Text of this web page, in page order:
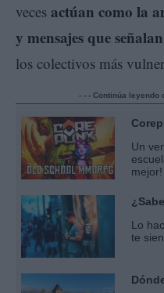
veces actúan como la
y mensajes que señalan
los colectivos más
- - - Continúa leyendo
Un
mejor!
Lo
te